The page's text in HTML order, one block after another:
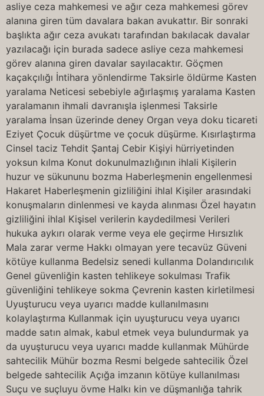
asliye ceza mahkemesi ve ağır ceza mahkemesi görev
alanına giren tüm davalara bakan avukattır. Bir sonraki
başlıkta ağır ceza avukatı tarafından bakılacak davalar
yazılacağı için burada sadece asliye ceza mahkemesi
görev alanına giren davalar sayılacaktır. Göçmen
kaçakçılığı İntihara yönlendirme Taksirle öldürme Kasten
yaralama Neticesi sebebiyle ağırlaşmış yaralama Kasten
yaralamanın ihmali davranışla işlenmesi Taksirle
yaralama İnsan üzerinde deney Organ veya doku ticareti
Eziyet Çocuk düşürtme ve çocuk düşürme. Kısırlaştırma
Cinsel taciz Tehdit Şantaj Cebir Kişiyi hürriyetinden
yoksun kılma Konut dokunulmazlığının ihlali Kişilerin
huzur ve sükununu bozma Haberleşmenin engellenmesi
Hakaret Haberleşmenin gizliliğini ihlal Kişiler arasındaki
konuşmaların dinlenmesi ve kayda alınması Özel hayatın
gizliliğini ihlal Kişisel verilerin kaydedilmesi Verileri
hukuka aykırı olarak verme veya ele geçirme Hırsızlık
Mala zarar verme Hakkı olmayan yere tecavüz Güveni
kötüye kullanma Bedelsiz senedi kullanma Dolandırıcılık
Genel güvenliğin kasten tehlikeye sokulması Trafik
güvenliğini tehlikeye sokma Çevrenin kasten kirletilmesi
Uyuşturucu veya uyarıcı madde kullanılmasını
kolaylaştırma Kullanmak için uyuşturucu veya uyarıcı
madde satın almak, kabul etmek veya bulundurmak ya
da uyuşturucu veya uyarıcı madde kullanmak Mühürde
sahtecilik Mühür bozma Resmi belgede sahtecilik Özel
belgede sahtecilik Açığa imzanın kötüye kullanılması
Suçu ve suçluyu övme Halkı kin ve düşmanlığa tahrik